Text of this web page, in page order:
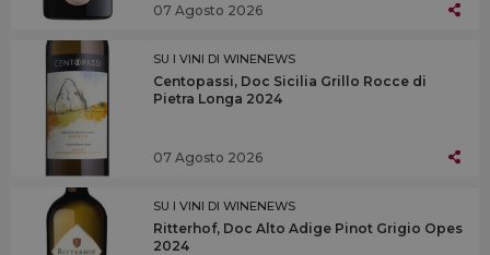
07 Agosto 2026
SU I VINI DI WINENEWS
Centopassi, Doc Sicilia Grillo Rocce di
Pietra Longa 2024
07 Agosto 2026
SU I VINI DI WINENEWS
Ritterhof, Doc Alto Adige Pinot Grigio Opes
2024